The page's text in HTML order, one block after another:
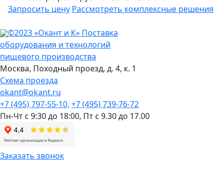
Запросить цену Рассмотреть комплексные решения
©2023 «Окант и К» Поставка
оборудования и технологий
пищевого производства
Москва, Походный проезд, д. 4, к. 1
Схема проезда
okant@okant.ru
+7 (495) 797-55-10, +7 (495) 739-76-72
Пн-Чт с 9:30 до 18:00, Пт с 9.30 до 17.00
Заказать звонок